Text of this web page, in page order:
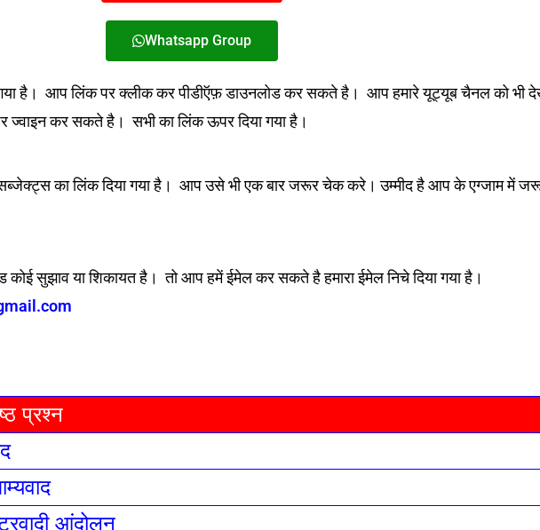
Whatsapp Group
है। आप लिंक पर क्लीक कर पीडीऍफ़ डाउनलोड कर सकते है। आप हमारे यूट्यूब चैनल को भी
कर सकते है। सभी का लिंक ऊपर दिया गया है।
सब्जेक्ट्स का लिंक दिया गया है। आप उसे भी एक बार जरूर चेक करे। उम्मीद है आप के एग्जाम में
सुझाव या शिकायत है। तो आप हमें ईमेल कर सकते है हमारा ईमेल निचे दिया गया है।
प्रश्न
आंदोलन